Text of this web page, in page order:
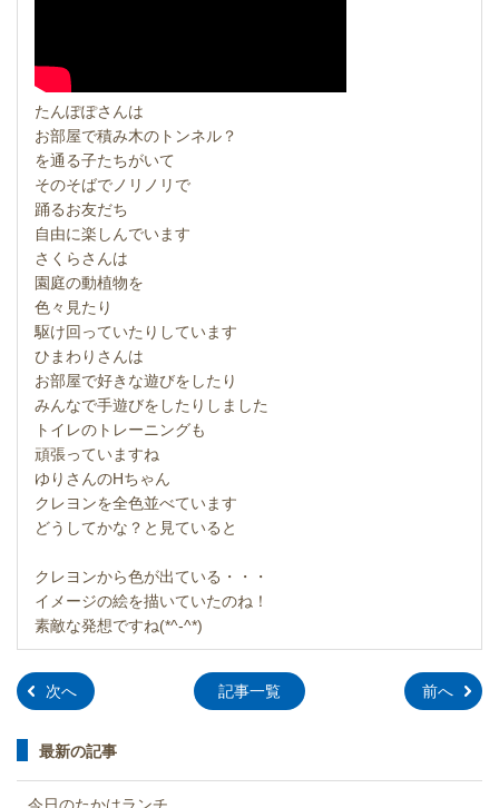
たんぽぽさんは
お部屋で積み木のトンネル？
を通る子たちがいて
そのそばでノリノリで
踊るお友だち
自由に楽しんでいます
さくらさんは
園庭の動植物を
色々見たり
駆け回っていたりしています
ひまわりさんは
お部屋で好きな遊びをしたり
みんなで手遊びをしたりしました
トイレのトレーニングも
頑張っていますね
ゆりさんのHちゃん
クレヨンを全色並べています
どうしてかな？と見ていると
クレヨンから色が出ている・・・
イメージの絵を描いていたのね！
素敵な発想ですね(*^-^*)
記事一覧 前へ
»
次へ »
最新の記事